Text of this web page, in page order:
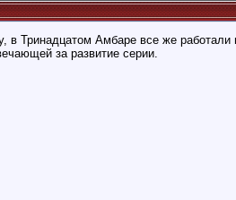
в Тринадцатом Амбаре все же
за развитие серии.